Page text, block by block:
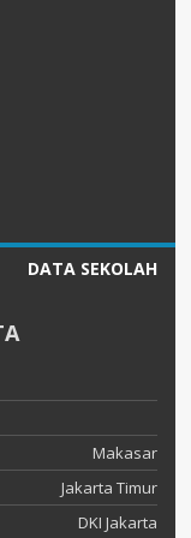
DATA SEKOLAH
Makasar
Jakarta Timur
DKI Jakarta